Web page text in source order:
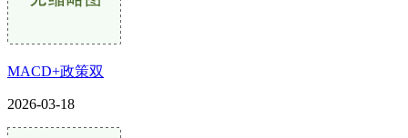
MACD+政策双
2026-03-18